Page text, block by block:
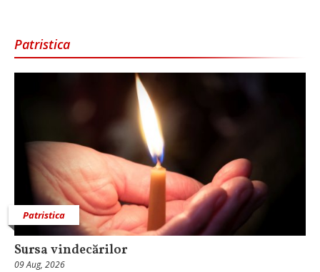
Patristica
Patristica
Sursa vindecărilor
09 Aug, 2026